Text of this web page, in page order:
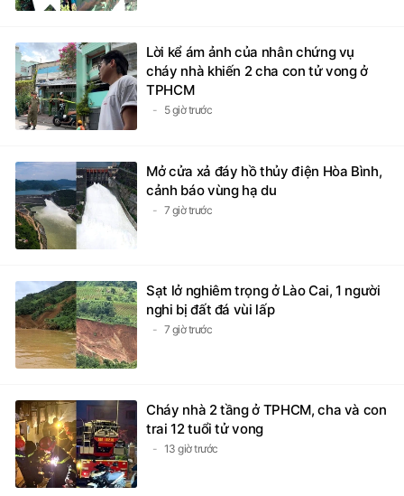
Lời kể ám ảnh của nhân chứng vụ
cháy nhà khiến 2 cha con tử vong ở
TPHCM
5 giờ trước
Mở cửa xả đáy hồ thủy điện Hòa Bình,
cảnh báo vùng hạ du
7 giờ trước
Sạt lở nghiêm trọng ở Lào Cai, 1 người
nghi bị đất đá vùi lấp
7 giờ trước
Cháy nhà 2 tầng ở TPHCM, cha và con
trai 12 tuổi tử vong
13 giờ trước